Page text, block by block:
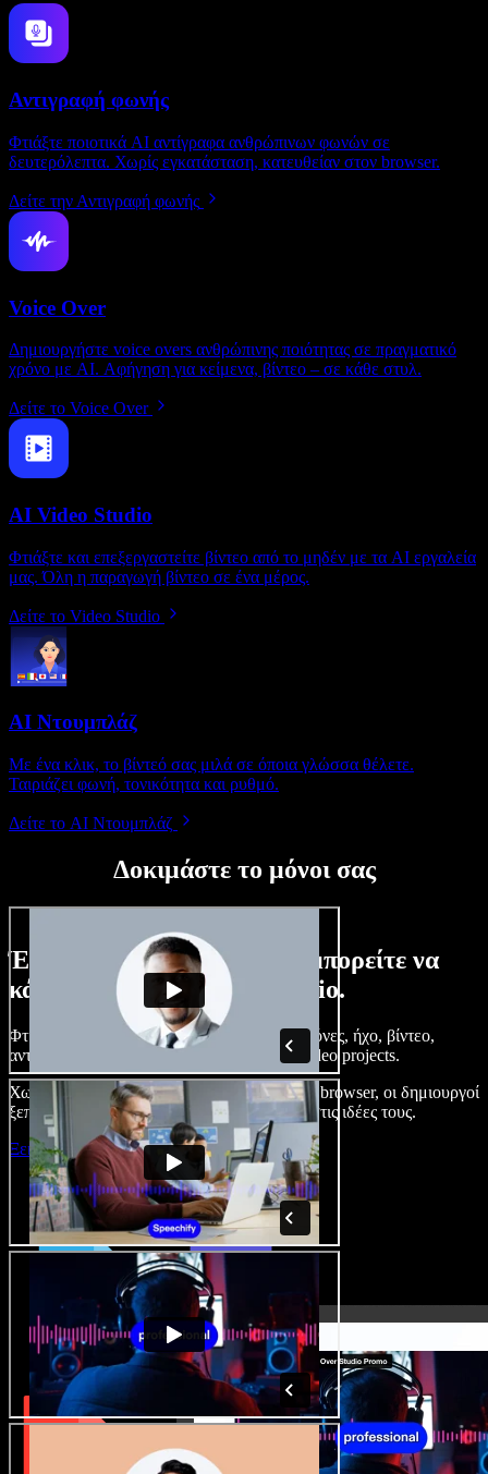
Αντιγραφή φωνής
Φτιάξτε ποιοτικά AI αντίγραφα ανθρώπινων φωνών σε
δευτερόλεπτα. Χωρίς εγκατάσταση, κατευθείαν στον browser.
Δείτε την Αντιγραφή φωνής
Voice Over
Δημιουργήστε voice overs ανθρώπινης ποιότητας σε πραγματικό
χρόνο με AI. Αφήγηση για κείμενα, βίντεο – σε κάθε στυλ.
Δείτε το Voice Over
AI Video Studio
Φτιάξτε και επεξεργαστείτε βίντεο από το μηδέν με τα AI εργαλεία
μας. Όλη η παραγωγή βίντεο σε ένα μέρος.
Δείτε το Video Studio
AI Ντουμπλάζ
Με ένα κλικ, το βίντεό σας μιλά σε όποια γλώσσα θέλετε.
Ταιριάζει φωνή, τονικότητα και ρυθμό.
Δείτε το AI Ντουμπλάζ
Δοκιμάστε το μόνοι σας
Ένα μικρό δείγμα από όσα μπορείτε να
κάνετε με το Speechify Studio.
Φτιάξτε voice overs, προσθέστε δωρεάν εικόνες, ήχο, βίντεο,
αντιγραφή φωνής – ολοκληρωμένα audio/video projects.
Χωρίς καμπύλη εκμάθησης και με όλα στον browser, οι δημιουργοί
ξεπερνούν τα κλασικά όρια και δίνουν ζωή στις ιδέες τους.
Ξεκινήστε με το Studio